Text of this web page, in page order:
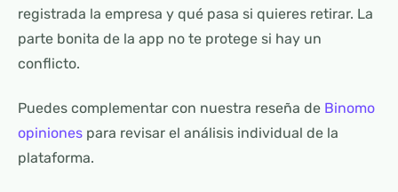
registrada la empresa y qué pasa si quieres retirar. La
parte bonita de la app no te protege si hay un
conflicto.
Puedes complementar con nuestra reseña de Binomo
opiniones para revisar el análisis individual de la
plataforma.